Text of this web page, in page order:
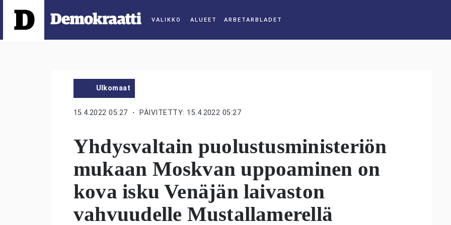
ALUEET
Ulkomaat
15.4.2022 05:27 ・ PÄIVITETTY: 15.4.2022 05:27
Yhdysvaltain puolustusministeriön
mukaan Moskvan uppoaminen on
kova isku Venäjän laivaston
vahvuudelle Mustallamerellä